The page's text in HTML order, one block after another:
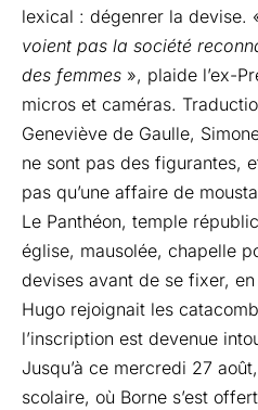
lexical : dégenrer la devise.
voient pas la société
des femmes », plaide l’ex-
micros et caméras.
Geneviève de Gaulle,
ne sont pas des figurantes,
pas qu’une affaire de
Le Panthéon, temple
église, mausolée, chapelle
devises avant de se fixer,
Hugo rejoignait les
l’inscription est devenue
Jusqu’à ce mercredi 27
scolaire, où Borne s’est